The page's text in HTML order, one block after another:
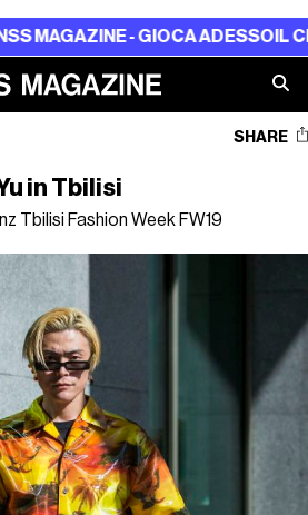
MAGAZINE - GIOCA ADESSOIL
SHARE
in Tbilisi
Tbilisi Fashion Week FW19